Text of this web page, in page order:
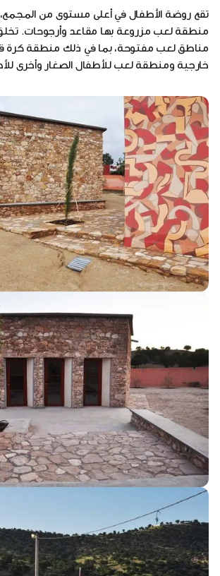
تقع روضة الأطفال في أعلى مستوى من
منطقة لعب مزروعة بها مقاعد وأرجوحات.
مناطق لعب مفتوحة، بما في ذلك منطقة
خارجية ومنطقة لعب للأطفال الصغار وأخرى